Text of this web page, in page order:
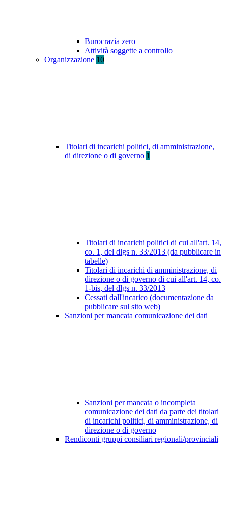
Burocrazia zero
Attività soggette a controllo
Organizzazione 10
Titolari di incarichi politici, di amministrazione,
di direzione o di governo 1
Titolari di incarichi politici di cui all'art. 14,
co. 1, del dlgs n. 33/2013 (da pubblicare in
tabelle)
Titolari di incarichi di amministrazione, di
direzione o di governo di cui all'art. 14, co.
1-bis, del dlgs n. 33/2013
Cessati dall'incarico (documentazione da
pubblicare sul sito web)
Sanzioni per mancata comunicazione dei dati
Sanzioni per mancata o incompleta
comunicazione dei dati da parte dei titolari
di incarichi politici, di amministrazione, di
direzione o di governo
Rendiconti gruppi consiliari regionali/provinciali